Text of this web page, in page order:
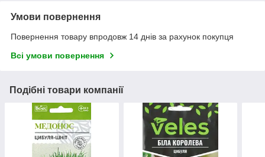
Умови повернення
Повернення товару впродовж 14 днів за рахунок покупця
Всі умови повернення
Подібні товари компанії